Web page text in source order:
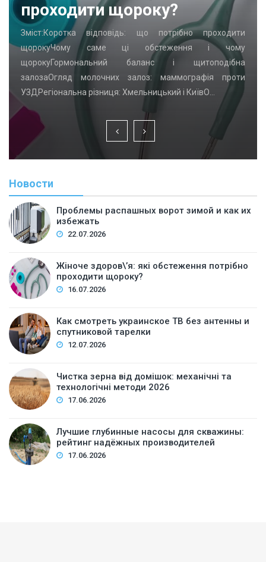
проходити щороку?
Зміст:Коротка відповідь: що потрібно проходити
щорокуЧому саме ці обстеження і чому
щорокуГормональний баланс і щитоподібна
залозаОгляд молочних залоз: маммографія проти
УЗДРегіональна різниця: Хмельницький і КиївО…
Новости
Проблемы распашных ворот зимой и как их
избежать
22.07.2026
Жіноче здоров\’я: які обстеження потрібно
проходити щороку?
16.07.2026
Как смотреть украинское ТВ без антенны и
спутниковой тарелки
12.07.2026
Чистка зерна від домішок: механічні та
технологічні методи 2026
17.06.2026
Лучшие глубинные насосы для скважины:
рейтинг надёжных производителей
17.06.2026